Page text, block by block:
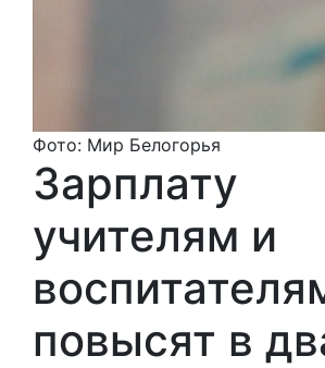
Фото: Мир Белогорья
Зарплату
учителям и
повысят в